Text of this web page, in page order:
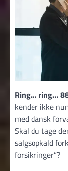
Ring… ring…
kender ikke
med dansk
Skal du tage
salgsopkald
forsikringer”?